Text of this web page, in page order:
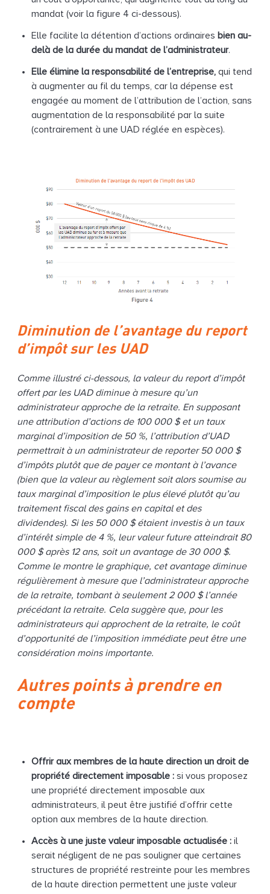
mandat (voir la figure 4 ci-dessous).
Elle facilite la détention d’actions ordinaires bien au-
delà de la durée du mandat de l’administrateur.
Elle élimine la responsabilité de l’entreprise, qui tend
à augmenter au fil du temps, car la dépense est
engagée au moment de l’attribution de l’action, sans
augmentation de la responsabilité par la suite
(contrairement à une UAD réglée en espèces).
Diminution de l’avantage du report
d’impôt sur les UAD
Comme illustré ci-dessous, la valeur du report d’impôt
offert par les UAD diminue à mesure qu’un
administrateur approche de la retraite. En supposant
une attribution d’actions de 100 000 $ et un taux
marginal d’imposition de 50 %, l’attribution d’UAD
permettrait à un administrateur de reporter 50 000 $
d’impôts plutôt que de payer ce montant à l’avance
(bien que la valeur au règlement soit alors soumise au
taux marginal d’imposition le plus élevé plutôt qu’au
traitement fiscal des gains en capital et des
dividendes). Si les 50 000 $ étaient investis à un taux
d’intérêt simple de 4 %, leur valeur future atteindrait 80
000 $ après 12 ans, soit un avantage de 30 000 $.
Comme le montre le graphique, cet avantage diminue
régulièrement à mesure que l’administrateur approche
de la retraite, tombant à seulement 2 000 $ l’année
précédant la retraite. Cela suggère que, pour les
administrateurs qui approchent de la retraite, le coût
d’opportunité de l’imposition immédiate peut être une
considération moins importante.
Autres points à prendre en
compte
Offrir aux membres de la haute direction un droit de
propriété directement imposable : si vous proposez
une propriété directement imposable aux
administrateurs, il peut être justifié d’offrir cette
option aux membres de la haute direction.
Accès à une juste valeur imposable actualisée : il
serait négligent de ne pas souligner que certaines
structures de propriété restreinte pour les membres
de la haute direction permettent une juste valeur